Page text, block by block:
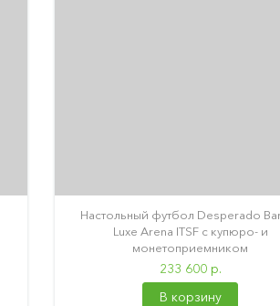
Настольный футбол Desperado
Luxe Arena ITSF с купюро- и
монетоприемником
233 600 р.
В корзину